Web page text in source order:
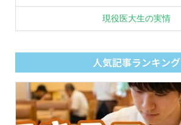
現役医大生の実情
人気記事ランキング